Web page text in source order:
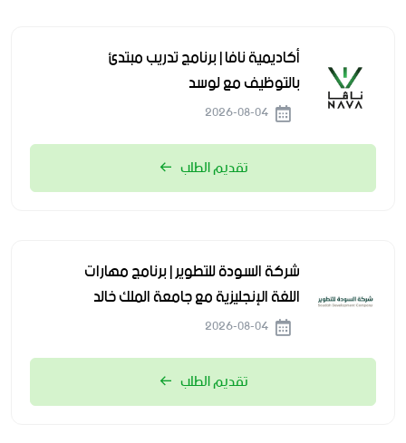
أكاديمية نافا | برنامج تدريب مبتدئ
بالتوظيف مع لوسد
تقديم الطلب
شركة السودة للتطوير | برنامج مهارات
اللغة الإنجليزية مع جامعة الملك خالد
تقديم الطلب